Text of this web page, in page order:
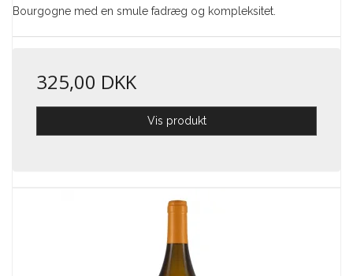
Bourgogne med en smule fadræg og kompleksitet.
325,00 DKK
Vis produkt